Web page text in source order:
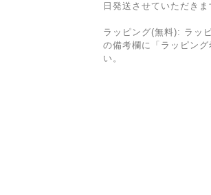
日発送させていただきま
ラッピング(無料): ラッ
の備考欄に「ラッピン
い。